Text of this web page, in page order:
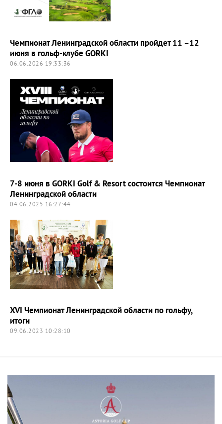
Чемпионат Ленинградской области пройдет 11 –12
июня в гольф-клубе GORKI
06.06.2026 19:33:36
7-8 июня в GORKI Golf & Resort состоится Чемпионат
Ленинградской области
04.06.2025 16:27:44
XVI Чемпионат Ленинградской области по гольфу,
итоги
09.06.2023 10:28:10